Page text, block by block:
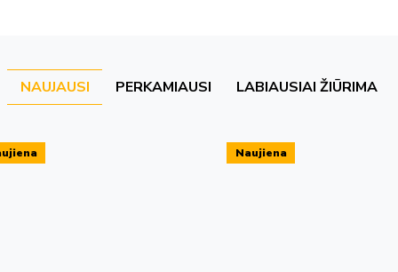
NAUJAUSI PERKAMIAUSI LABIAUSIAI ŽIŪRIMA
Naujiena